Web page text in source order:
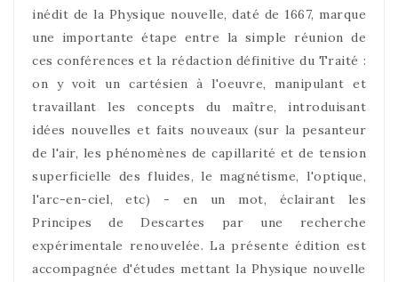
inédit de la Physique nouvelle, daté de 1667, marque
une importante étape entre la simple réunion de
ces conférences et la rédaction définitive du Traité :
on y voit un cartésien à l'oeuvre, manipulant et
travaillant les concepts du maître, introduisant
idées nouvelles et faits nouveaux (sur la pesanteur
de l'air, les phénomènes de capillarité et de tension
superficielle des fluides, le magnétisme, l'optique,
l'arc-en-ciel, etc) - en un mot, éclairant les
Principes de Descartes par une recherche
expérimentale renouvelée. La présente édition est
accompagnée d'études mettant la Physique nouvelle